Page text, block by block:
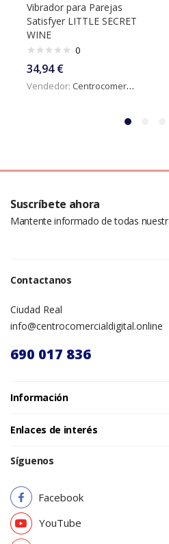
Vibrador para Parejas
Satisfyer LITTLE SECRET
WINE
0
34,94€
Vendedor: Centrocomercialdigital
Suscríbete ahora
Mantente informado de todas
Contactanos
Ciudad Real
info@centrocomercialdigital.online
690 017 836
Información
Enlaces de interés
Síguenos
Facebook
YouTube